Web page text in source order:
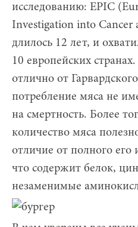
исследованию: EPIC
Investigation into
длилось 12 лет, и
10 европейских
отлично от
потребление мяса не
на смертность. Более
количество мяса
отличие от полного
что содержит белок,
незаменимые